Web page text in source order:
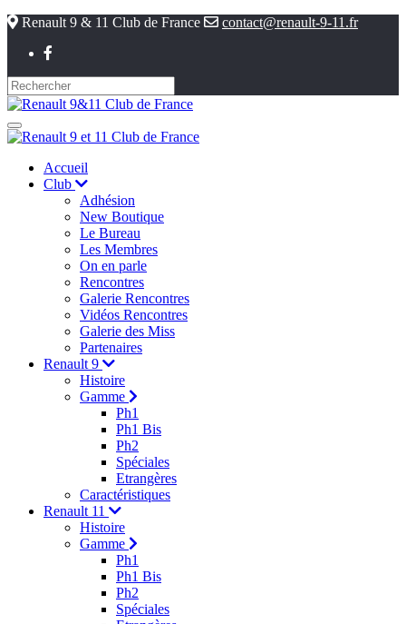
Renault 9 & 11 Club de France
contact@renault-9-11.fr
Accueil
Club
Adhésion
New Boutique
Le Bureau
Les Membres
On en parle
Rencontres
Galerie Rencontres
Vidéos Rencontres
Galerie des Miss
Partenaires
Renault 9
Histoire
Gamme
Ph1
Ph1 Bis
Ph2
Spéciales
Etrangères
Caractéristiques
Renault 11
Histoire
Gamme
Ph1
Ph1 Bis
Ph2
Spéciales